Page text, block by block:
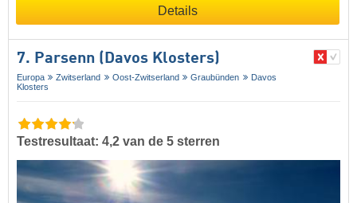
Details
7. Parsenn (Davos Klosters)
Europa Zwitserland Oost-Zwitserland Graubünden
Davos
Klosters
Testresultaat: 4,2 van de 5 sterren